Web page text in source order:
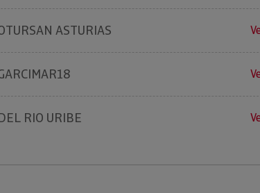
ASTURIAS
RIO URIBE